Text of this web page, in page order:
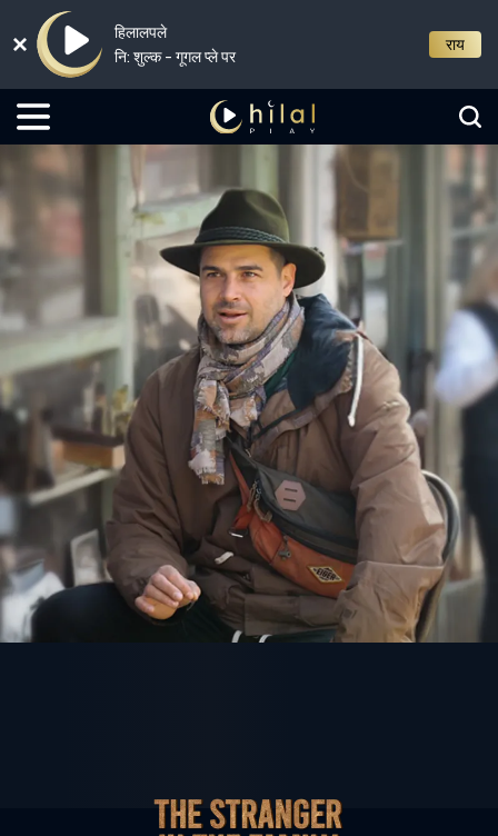
हिलालपले
नि: शुल्क - गूगल प्ले पर
राय